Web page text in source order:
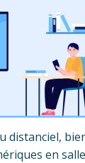
en